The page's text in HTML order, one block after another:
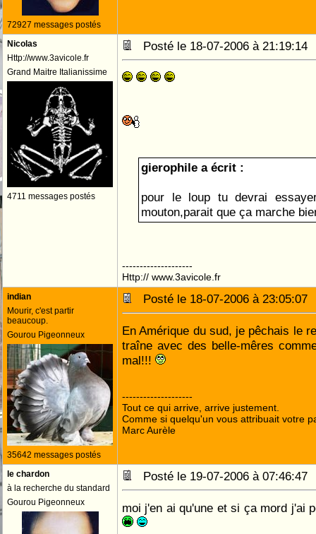
72927 messages postés
Nicolas
Http://www.3avicole.fr
Grand Maitre Italianissime
4711 messages postés
Posté le 18-07-2006 à
gierophile a écrit :
pour le loup tu devrai
mouton,parait que ça marche
--------------------
Http:// www.3avicole.fr
indian
Mourir, c'est partir
beaucoup.
Gourou Pigeonneux
35642 messages postés
Posté le 18-07-2006 à
En Amérique du sud, je pêchais le
traîne avec des belle-mêres
mal!!!
--------------------
Tout ce qui arrive, arrive justement.
Comme si quelqu'un vous attribuait votre
Marc Aurèle
le chardon
à la recherche du standard
Gourou Pigeonneux
Posté le 19-07-2006 à
moi j'en ai qu'une et si ça mord j'ai